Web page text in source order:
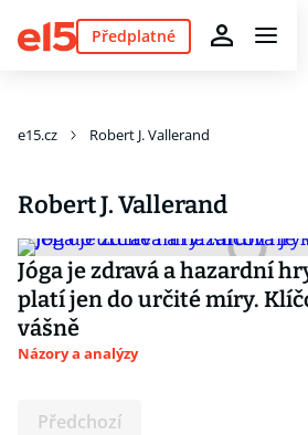
Předplatné
e15.cz Robert J. Vallerand
Robert J. Vallerand
Jóga je zdravá a hazardní
platí jen do určité míry.
vášně
Názory a analýzy
Předchozí